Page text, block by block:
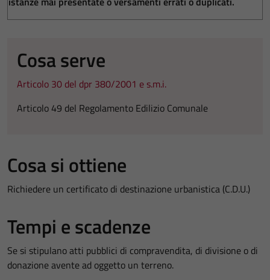
Cosa serve
Articolo 30 del dpr 380/2001 e s.m.i.
Articolo 49 del Regolamento Edilizio Comunale
Cosa si ottiene
Richiedere un certificato di destinazione urbanistica (C.D.U.)
Tempi e scadenze
Se si stipulano atti pubblici di compravendita, di divisione o di
donazione avente ad oggetto un terreno.